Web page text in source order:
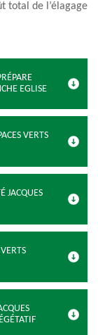
total de l’élagage
EGLISE
VERTS
JACQUES